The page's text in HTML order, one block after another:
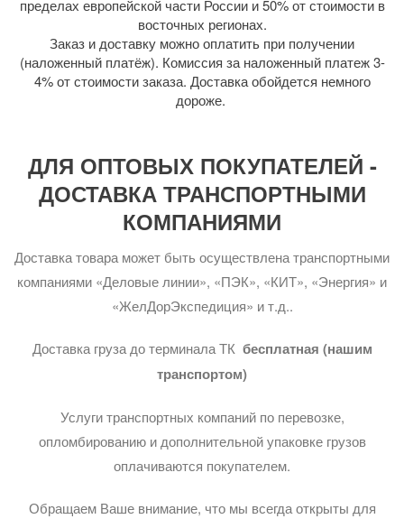
пределах европейской части России и 50% от стоимости в
восточных регионах.
Заказ и доставку можно оплатить при получении
(наложенный платёж). Комиссия за наложенный платеж 3-
4% от стоимости заказа. Доставка обойдется немного
дороже.
ДЛЯ ОПТОВЫХ ПОКУПАТЕЛЕЙ -
ДОСТАВКА ТРАНСПОРТНЫМИ
КОМПАНИЯМИ
Доставка товара может быть осуществлена транспортными
компаниями «Деловые линии», «ПЭК», «КИТ», «Энергия» и
«ЖелДорЭкспедиция» и т.д..
Доставка груза до терминала ТК бесплатная (нашим
транспортом)
Услуги транспортных компаний по перевозке,
опломбированию и дополнительной упаковке грузов
оплачиваются покупателем.
Обращаем Ваше внимание, что мы всегда открыты для